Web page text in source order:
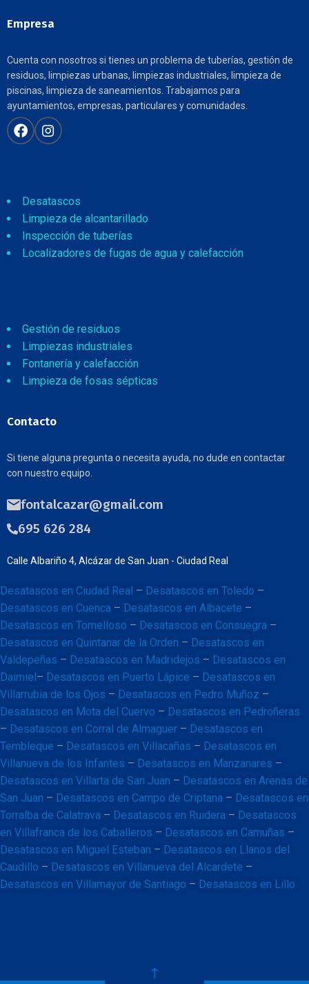
Empresa
Cuenta con nosotros si tienes un problema de tuberías, gestión de
residuos, limpiezas urbanas, limpiezas industriales, limpieza de
piscinas, limpieza de saneamientos. Trabajamos para
ayuntamientos, empresas, particulares y comunidades.
Desatascos
Limpieza de alcantarillado
Inspección de tuberías
Localizadores de fugas de agua y calefacción
Gestión de residuos
Limpiezas industriales
Fontanería y calefacción
Limpieza de fosas sépticas
Contacto
Si tiene alguna pregunta o necesita ayuda, no dude en contactar
con nuestro equipo.
fontalcazar@gmail.com
695 626 284
Calle Albariño 4, Alcázar de San Juan - Ciudad Real
Desatascos en Ciudad Real – Desatascos en Toledo –
Desatascos en Cuenca – Desatascos en Albacete –
Desatascos en Tomelloso – Desatascos en Consuegra –
Desatascos en Quintanar de la Orden – Desatascos en
Valdepeñas – Desatascos en Madridejos – Desatascos en
Daimiel– Desatascos en Puerto Lápice – Desatascos en
Villarrubia de los Ojos – Desatascos en Pedro Muñoz –
Desatascos en Mota del Cuervo – Desatascos en Pedroñeras
– Desatascos en Corral de Almaguer – Desatascos en
Tembleque – Desatascos en Villacañas – Desatascos en
Villanueva de los Infantes – Desatascos en Manzanares –
Desatascos en Villarta de San Juan – Desatascos en Arenas de
San Juan – Desatascos en Campo de Criptana – Desatascos en
Torralba de Calatrava – Desatascos en Ruidera – Desatascos
en Villafranca de los Caballeros – Desatascos en Camuñas –
Desatascos en Miguel Esteban – Desatascos en Llanos del
Caudillo – Desatascos en Villanueva del Alcardete –
Desatascos en Villamayor de Santiago – Desatascos en Lillo